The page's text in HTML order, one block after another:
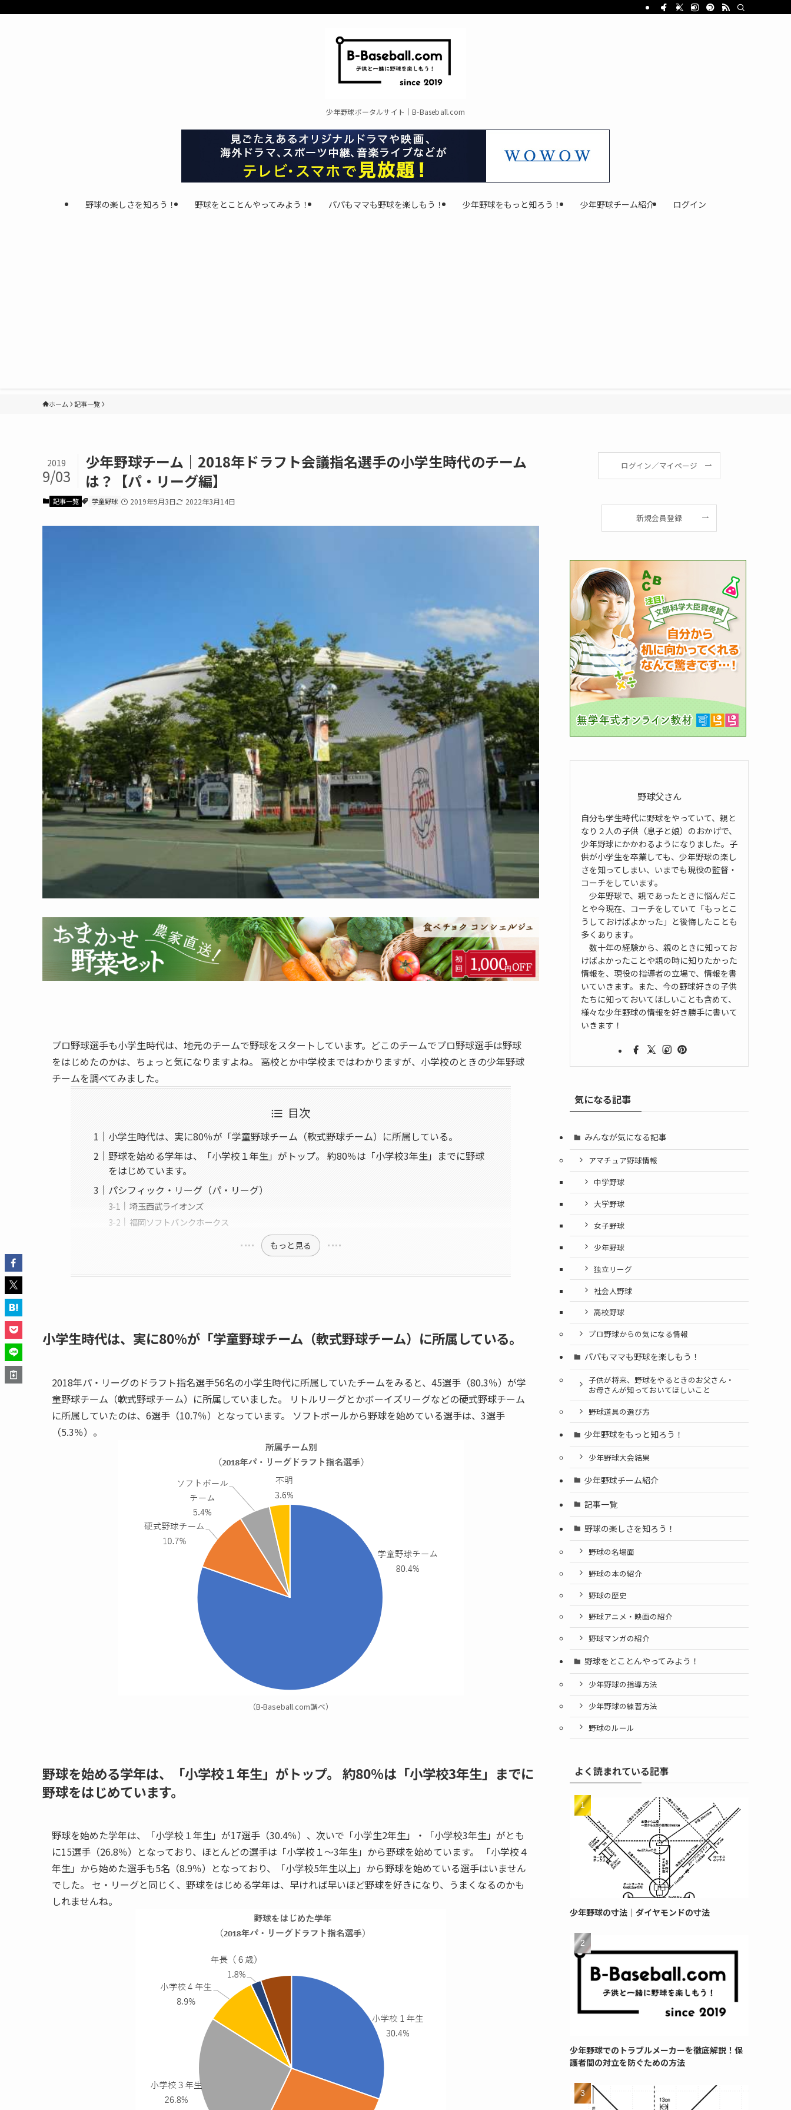
少年野球ポータルサイト｜B-Baseball.com
野球の楽しさを知ろう！ 野球をとことんやってみよう！ パパもママも野球を楽しもう！ 少年野球をもっと知ろう！ 少年野球チーム紹介 ログイン
ホーム 記事一覧
少年野球チーム｜2018年ドラフト会議指名選手の小学生時代のチーム
は？【パ・リーグ編】
2019
9/03
記事一覧 学童野球 2019年9月3日 2022年3月14日
プロ野球選手も小学生時代は、地元のチームで野球をスタートしています。どこのチームでプロ野球選手は野球
をはじめたのかは、ちょっと気になりますよね。 高校とか中学校まではわかりますが、小学校のときの少年野球
チームを調べてみました。
目次
小学生時代は、実に80％が「学童野球チーム（軟式野球チーム）に所属している。
野球を始める学年は、「小学校１年生」がトップ。 約80％は「小学校3年生」までに野球
をはじめています。
パシフィック・リーグ（パ・リーグ）
埼玉西武ライオンズ
福岡ソフトバンクホークス
もっと見る
小学生時代は、実に80％が「学童野球チーム（軟式野球チーム）に所属している。
2018年パ・リーグのドラフト指名選手56名の小学生時代に所属していたチームをみると、45選手（80.3％）が学
童野球チーム（軟式野球チーム）に所属していました。 リトルリーグとかボーイズリーグなどの硬式野球チーム
に所属していたのは、6選手（10.7％）となっています。 ソフトボールから野球を始めている選手は、3選手
（5.3％）。
（B-Baseball.com調べ）
野球を始める学年は、「小学校１年生」がトップ。 約80％は「小学校3年生」までに
野球をはじめています。
野球を始めた学年は、「小学校１年生」が17選手（30.4％）、次いで「小学生2年生」・「小学校3年生」がとも
に15選手（26.8％）となっており、ほとんどの選手は「小学校１～3年生」から野球を始めています。 「小学校４
年生」から始めた選手も5名（8.9％）となっており、「小学校5年生以上」から野球を始めている選手はいません
でした。 セ・リーグと同じく、野球をはじめる学年は、早ければ早いほど野球を好きになり、うまくなるのかも
しれませんね。
ログイン／マイページ
新規会員登録
野球父さん
自分も学生時代に野球をやっていて、親と
なり２人の子供（息子と娘）のおかげで、
少年野球にかかわるようになりました。子
供が小学生を卒業しても、少年野球の楽し
さを知ってしまい、いまでも現役の監督・
コーチをしています。
少年野球で、親であったときに悩んだこ
とや今現在、コーチをしていて「もっとこ
うしておけばよかった」と後悔したことも
多くあります。
数十年の経験から、親のときに知ってお
けばよかったことや親の時に知りたかった
情報を、現役の指導者の立場で、情報を書
いていきます。また、今の野球好きの子供
たちに知っておいてほしいことも含めて、
様々な少年野球の情報を好き勝手に書いて
いきます！
気になる記事
みんなが気になる記事
アマチュア野球情報
中学野球
大学野球
女子野球
少年野球
独立リーグ
社会人野球
高校野球
プロ野球からの気になる情報
パパもママも野球を楽しもう！
子供が将来、野球をやるときのお父さん・
お母さんが知っておいてほしいこと
野球道具の選び方
少年野球をもっと知ろう！
少年野球大会結果
少年野球チーム紹介
記事一覧
野球の楽しさを知ろう！
野球の名場面
野球の本の紹介
野球の歴史
野球アニメ・映画の紹介
野球マンガの紹介
野球をとことんやってみよう！
少年野球の指導方法
少年野球の練習方法
野球のルール
よく読まれている記事
少年野球の寸法｜ダイヤモンドの寸法
少年野球でのトラブルメーカーを徹底解説！保
護者間の対立を防ぐための方法